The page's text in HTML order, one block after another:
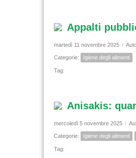
Appalti
martedì 11 novembre 2025 /
Categorie: Igiene degli alimenti
Tag:
Anisakis:
mercoledì 5 novembre 2025 /
Categorie: Igiene degli alimenti
Tag: